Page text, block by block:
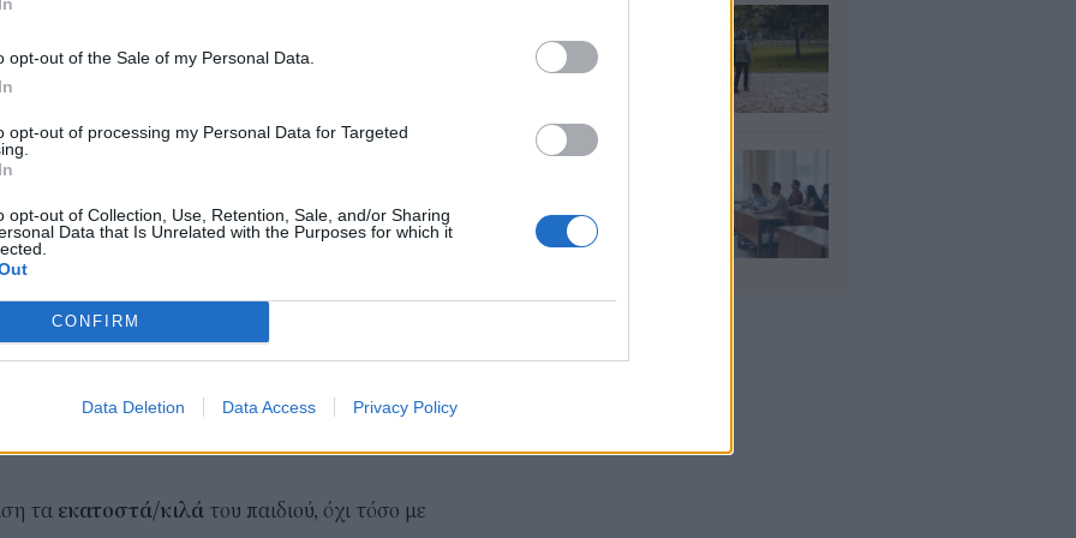
opt-out of the Sale of my Personal Data.
opt-out of processing my Personal Data for Targeted
opt-out of Collection, Use, Retention, Sale, and/or Sharing
Data that Is Unrelated with the Purposes for which it
CONFIRM
Data Deletion Data Access Privacy Policy
περίπτωση ατυχήματος, είναι αυτή που κρατά
το παιδί (μαζί με το παιδικό κάθισμα),
τραυματισμού.
τους επιβάτες , χωρίς καμία εξαίρεση, να
είτε πίσω.
ότι σε ένα σοβαρό τρακάρισμα
χρειάζονται αντικατάσταση.
μέσω της πλατφόρμας μπορείς να
ζωνών ασφαλείας σε κάθε πακέτο
τους κανονισμούς;
τα εκατοστά/κιλά του παιδιού, όχι τόσο με
αλλάζει και πότε θα
φανούν οι αυξήσεις
Εκπαιδευτικοί: Αύριο
αιτήσεις για 5.017
μόνιμους διορισμούς